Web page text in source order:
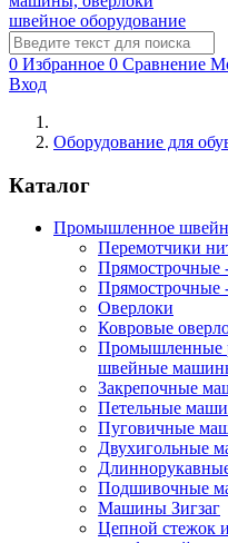
швейное оборудование
0 Избранное 0 Сравнение
Вход
Оборудование для
Каталог
Промышленное
Перемотчики
Прямострочные
Прямострочные
Оверлоки
Ковровые
Промышленные
швейные
Закрепочные
Петельные
Пуговичные
Двухигольные
Подшивочные
Машины Зигзаг
Цепной стежок